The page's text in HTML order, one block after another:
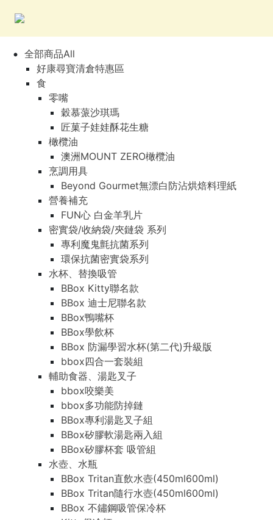
全部商品All
好康尋寶清倉特惠區
食
零嘴
穀慕蒎沙琪瑪
匠菓子娃娃酥花生糖
橄欖油
澳洲MOUNT ZERO橄欖油
烹調用具
Beyond Gourmet無漂白防沾烘焙料理紙
營養補充
FUN心 白金羊乳片
密實袋/收納袋/夾鏈袋 系列
專利魔鬼氈抗菌系列
環保抗菌密實袋系列
水杯、替換吸管
BBox Kitty聯名款
BBox 迪士尼聯名款
BBox鴨嘴杯
BBox學飲杯
BBox 防漏學習水杯(第二代)升級版
bbox四合一套裝組
輔助食器、湯匙叉子
bbox咬樂美
bbox多功能防掉鏈
BBox專利湯匙叉子組
BBox矽膠軟湯匙兩入組
BBox矽膠杯套 吸管組
水壺、水瓶
BBox Tritan直飲水壺(450ml600ml)
BBox Tritan隨行水壺(450ml600ml)
BBox 不鏽鋼吸管保冷杯